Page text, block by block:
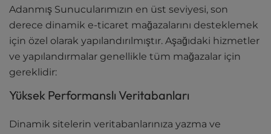
Adanmış Sunucularımızın en üst seviyesi, son
derece dinamik e-ticaret mağazalarını desteklemek
için özel olarak yapılandırılmıştır. Aşağıdaki hizmetler
ve yapılandırmalar genellikle tüm mağazalar için
gereklidir:
Yüksek Performanslı Veritabanları
Dinamik sitelerin veritabanlarınıza yazma ve